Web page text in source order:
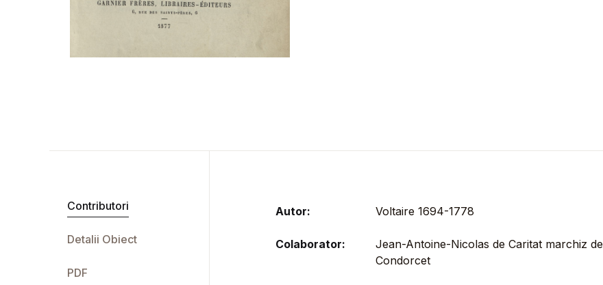
Contributori
Detalii Obiect
PDF
Autor: Voltaire 1694-1778
Colaborator:
Jean-Antoine-Nicolas de Caritat marchiz de
Condorcet